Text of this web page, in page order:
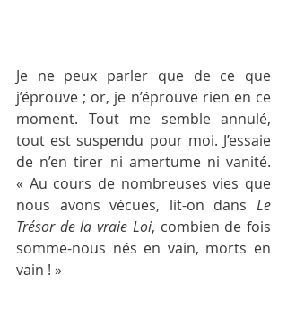
Je ne peux parler que de ce que
j’éprouve ; or, je n’éprouve rien en ce
moment. Tout me semble annulé,
tout est suspendu pour moi. J’essaie
de n’en tirer ni amertume ni vanité.
« Au cours de nombreuses vies que
nous avons vécues, lit-on dans Le
Trésor de la vraie Loi, combien de fois
somme-nous nés en vain, morts en
vain ! »